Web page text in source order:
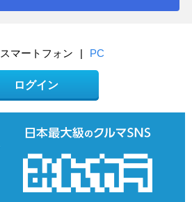
スマートフォン PC
ログイン